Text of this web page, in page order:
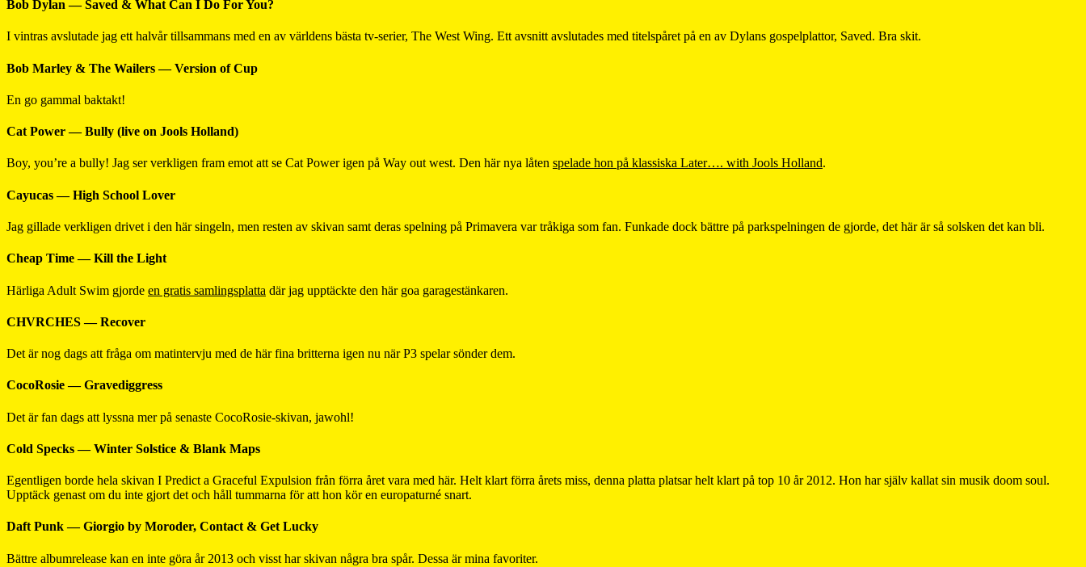
Bob Dylan — Saved & What Can I Do For You?
I vintras avslutade jag ett halvår tillsammans med en av världens bästa tv-serier, The West Wing. Ett avsnitt avslutades med titelspåret på en av Dylans gospelplattor, Saved. Bra skit.
Bob Marley & The Wailers — Version of Cup
En go gammal baktakt!
Cat Power — Bully (live on Jools Holland)
Boy, you’re a bully! Jag ser verkligen fram emot att se Cat Power igen på Way out west. Den här nya låten spelade hon på klassiska Later…. with Jools Holland.
Cayucas — High School Lover
Jag gillade verkligen drivet i den här singeln, men resten av skivan samt deras spelning på Primavera var tråkiga som fan. Funkade dock bättre på parkspelningen de gjorde, det här är så solsken det kan bli.
Cheap Time — Kill the Light
Härliga Adult Swim gjorde en gratis samlingsplatta där jag upptäckte den här goa garagestänkaren.
CHVRCHES — Recover
Det är nog dags att fråga om matintervju med de här fina britterna igen nu när P3 spelar sönder dem.
CocoRosie — Gravediggress
Det är fan dags att lyssna mer på senaste CocoRosie-skivan, jawohl!
Cold Specks — Winter Solstice & Blank Maps
Egentligen borde hela skivan I Predict a Graceful Expulsion från förra året vara med här. Helt klart förra årets miss, denna platta platsar helt klart på top 10 år 2012. Hon har själv kallat sin musik doom soul.
Upptäck genast om du inte gjort det och håll tummarna för att hon kör en europaturné snart.
Daft Punk — Giorgio by Moroder, Contact & Get Lucky
Bättre albumrelease kan en inte göra år 2013 och visst har skivan några bra spår. Dessa är mina favoriter.